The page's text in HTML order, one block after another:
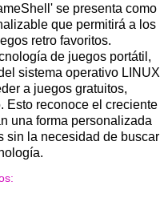
se presenta como
que permitirá a los
retro favoritos.
de juegos portátil,
sistema operativo LINUX
a juegos gratuitos,
Esto reconoce el creciente
una forma personalizada
sin la necesidad de buscar